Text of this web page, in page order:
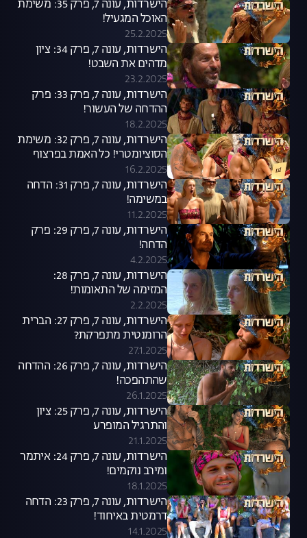
הישרדות, עונה 7, פרק 35: משימת
האוכל המגעיל!
25.2.2025
הישרדות, עונה 7, פרק 34: ציון
מדהים את השבט!
23.2.2025
הישרדות, עונה 7, פרק 33: פרק
ההדחה של העשור!
18.2.2025
הישרדות, עונה 7, פרק 32: משימת
הסוציומטרי! כל האמת בפרצוף
16.2.2025
הישרדות, עונה 7, פרק 31: הדחה
במשימה!
11.2.2025
הישרדות, עונה 7, פרק 29: פרק
הדחה!
4.2.2025
הישרדות, עונה 7, פרק 28:
המזימה של התאומות!
2.2.2025
הישרדות, עונה 7, פרק 27: הברית
הרומנטית מתפרקת?
27.1.2025
הישרדות, עונה 7, פרק 26: ההדחה
שהתהפכה!
26.1.2025
הישרדות, עונה 7, פרק 25: ציון
והתרגיל המופרע
21.1.2025
הישרדות, עונה 7, פרק 24: איתמר
ומירב נוקמים!
18.1.2025
הישרדות, עונה 7, פרק 23: הדחה
דרמטית באיחוד!
14.1.2025